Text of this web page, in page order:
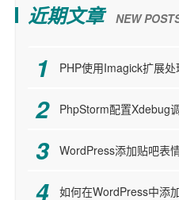
近期文章 NEW
PHP使用Imagick扩展处
PhpStorm配置Xdebug
WordPress添加贴吧表
如何在WordPress中添